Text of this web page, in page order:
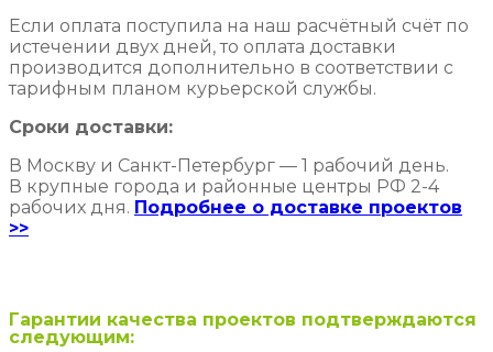
Если оплата поступила на наш расчётный счёт по
истечении двух дней, то оплата доставки
производится дополнительно в соответствии с
тарифным планом курьерской службы.
Сроки доставки:
В Москву и Санкт-Петербург — 1 рабочий день.
В крупные города и районные центры РФ 2-4
рабочих дня. Подробнее о доставке проектов
>>
Гарантии качества проектов подтверждаются
следующим: